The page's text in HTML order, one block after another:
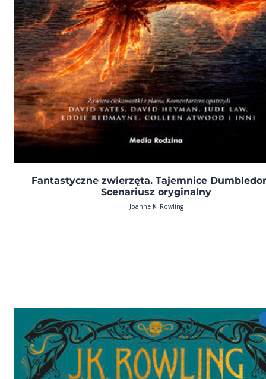
Fantastyczne zwierzęta. Tajemnice
Scenariusz oryginalny
Joanne K. Rowling